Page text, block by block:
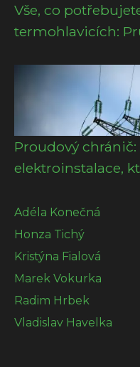
Vše, co
termohlavicích:
Proudový
elektroinstalace,
Adéla Konečná
Honza Tichý
Kristýna Fialová
Marek Vokurka
Radim Hrbek
Vladislav Havelka